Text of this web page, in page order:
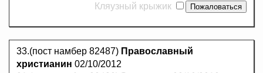
Кляузный крыжик
33.(пост намбер 82487) Православный
христианин 02/10/2012